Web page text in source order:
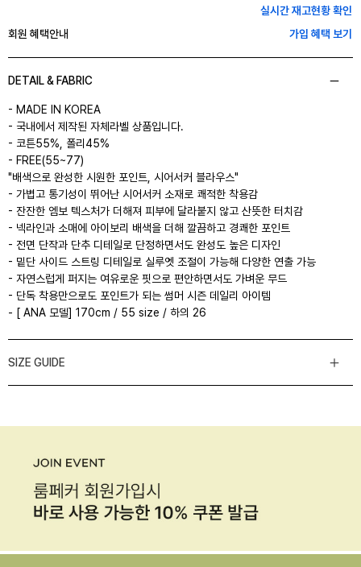
실시간 재고현황 확인
회원 혜택안내
가입 혜택 보기
DETAIL & FABRIC
- MADE IN KOREA
- 국내에서 제작된 자체라벨 상품입니다.
- 코튼55%, 폴리45%
- FREE(55~77)
"배색으로 완성한 시원한 포인트, 시어서커 블라우스"
- 가볍고 통기성이 뛰어난 시어서커 소재로 쾌적한 착용감
- 잔잔한 엠보 텍스처가 더해져 피부에 달라붙지 않고 산뜻한 터치감
- 넥라인과 소매에 아이보리 배색을 더해 깔끔하고 경쾌한 포인트
- 전면 단작과 단추 디테일로 단정하면서도 완성도 높은 디자인
- 밑단 사이드 스트링 디테일로 실루엣 조절이 가능해 다양한 연출 가능
- 자연스럽게 퍼지는 여유로운 핏으로 편안하면서도 가벼운 무드
- 단독 착용만으로도 포인트가 되는 썸머 시즌 데일리 아이템
- [ ANA 모델] 170cm / 55 size / 하의 26
SIZE GUIDE